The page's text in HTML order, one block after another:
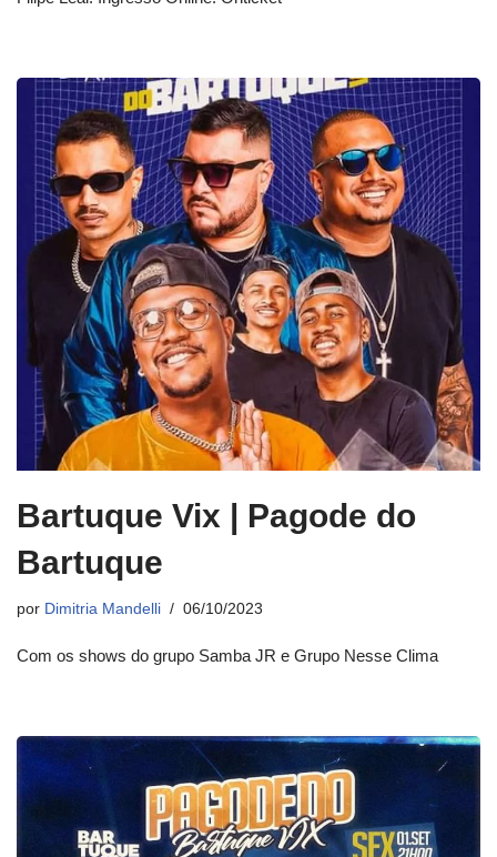
Bartuque Vix | Pagode do
Bartuque
por Dimitria Mandelli 06/10/2023
Com os shows do grupo Samba JR e Grupo Nesse Clima